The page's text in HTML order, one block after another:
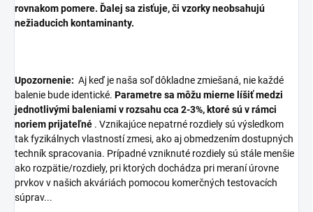
rovnakom pomere. Ďalej sa zisťuje, či vzorky neobsahujú
nežiaducich kontaminanty.
Upozornenie: Aj keď je naša soľ dôkladne zmiešaná, nie každé
balenie bude identické. Parametre sa môžu mierne líšiť medzi
jednotlivými baleniami v rozsahu cca 2-3%, ktoré sú v rámci
noriem prijateľné . Vznikajúce nepatrné rozdiely sú výsledkom
tak fyzikálnych vlastností zmesi, ako aj obmedzením dostupných
techník spracovania. Prípadné vzniknuté rozdiely sú stále menšie
ako rozpätie/rozdiely, pri ktorých dochádza pri meraní úrovne
prvkov v našich akváriách pomocou komerčných testovacích
súprav...